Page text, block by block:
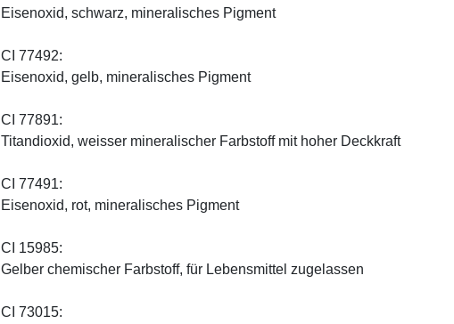
Eisenoxid, schwarz, mineralisches Pigment
CI 77492:
Eisenoxid, gelb, mineralisches Pigment
CI 77891:
Titandioxid, weisser mineralischer Farbstoff mit hoher Deckkraft
CI 77491:
Eisenoxid, rot, mineralisches Pigment
CI 15985:
Gelber chemischer Farbstoff, für Lebensmittel zugelassen
CI 73015: